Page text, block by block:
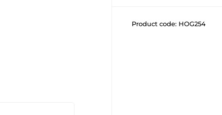
Product code: HOG254